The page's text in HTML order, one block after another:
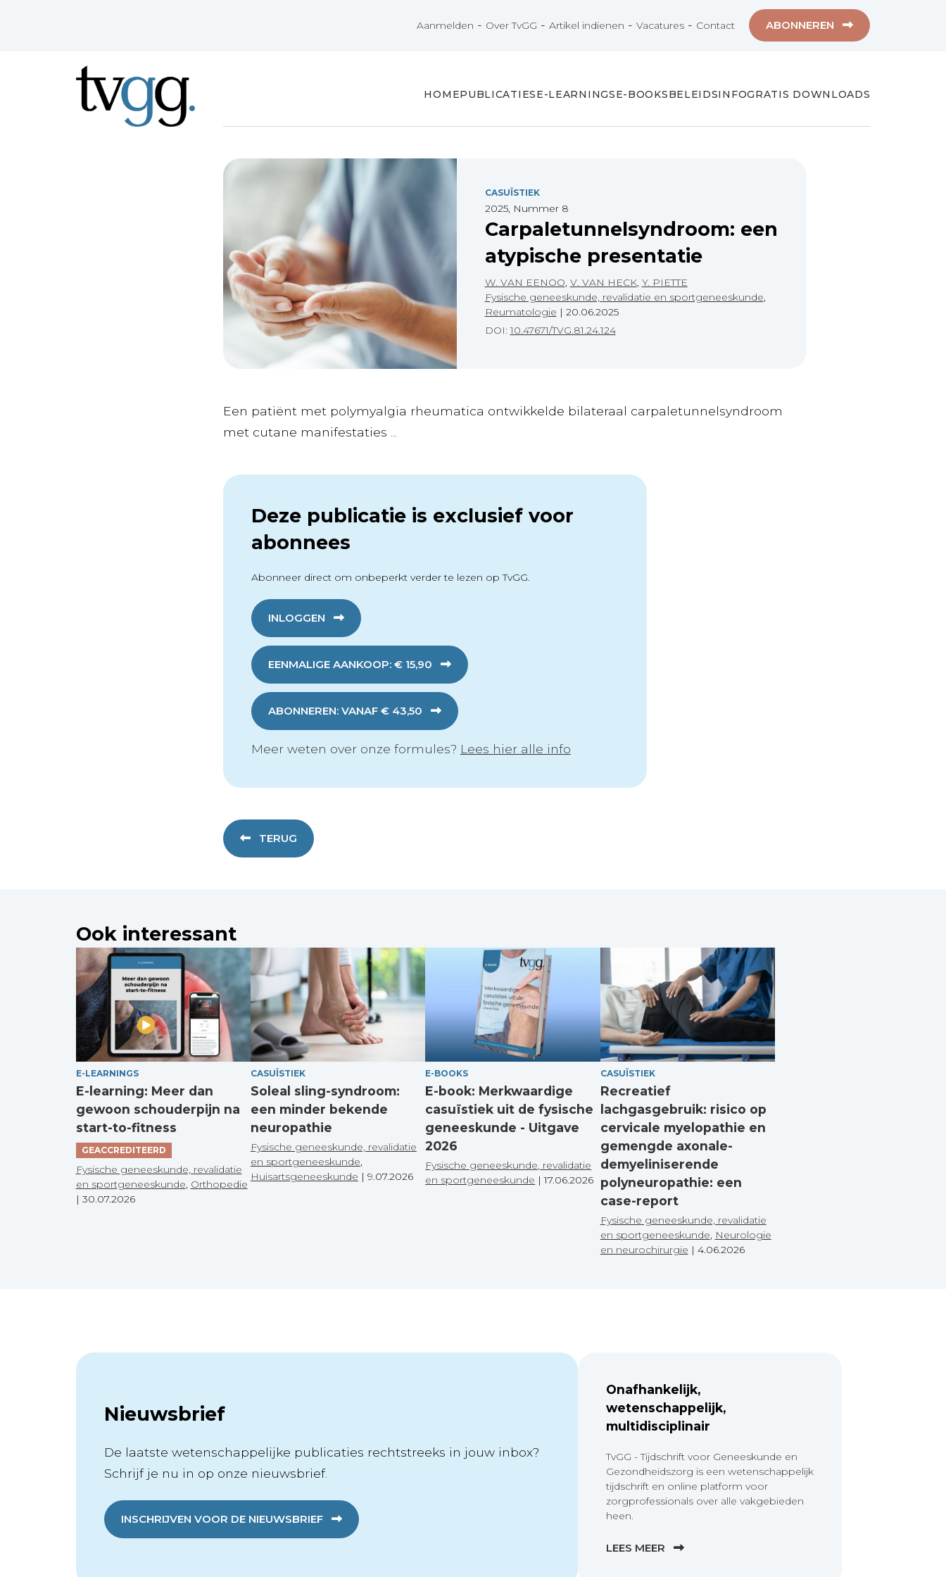
Aanmelden - Over TvGG -Artikel indienen -Vacatures - Contact ABONNEREN
HOMEPUBLICATIESE-LEARNINGSE-BOOKSBELEIDSINFOGRATIS DOWNLOADS
CASUÏSTIEK
2025, Nummer 8
Carpaletunnelsyndroom: een
atypische presentatie
W. VAN EENOO, V. VAN HECK, Y. PIETTE
Fysische geneeskunde, revalidatie en sportgeneeskunde,
Reumatologie | 20.06.2025
DOI:10.47671/TVG.81.24.124
Een patiënt met polymyalgia rheumatica ontwikkelde bilateraal carpaletunnelsyndroom
met cutane manifestaties ...
Deze publicatie is exclusief voor
abonnees
Abonneer direct om onbeperkt verder te lezen op TvGG.
INLOGGEN
EENMALIGE AANKOOP: € 15,90
ABONNEREN: VANAF € 43,50
Meer weten over onze formules? Lees hier alle info
TERUG
Ook interessant
E-LEARNINGS
E-learning: Meer dan
gewoon schouderpijn na
start-to-fitness
GEACCREDITEERD
Fysische geneeskunde, revalidatie
en sportgeneeskunde Orthopedie
| 30.07.2026
CASUÏSTIEK
Soleal sling-syndroom:
een minder bekende
neuropathie
Fysische geneeskunde, revalidatie
en sportgeneeskunde
Huisartsgeneeskunde | 9.07.2026
E-BOOKS
E-book: Merkwaardige
casuïstiek uit de fysische
geneeskunde - Uitgave
2026
Fysische geneeskunde, revalidatie
en sportgeneeskunde |17.06.2026
CASUÏSTIEK
Recreatief
lachgasgebruik: risico op
cervicale myelopathie en
gemengde axonale-
demyeliniserende
polyneuropathie: een
case-report
Fysische geneeskunde, revalidatie
en sportgeneeskunde Neurologie
en neurochirurgie | 4.06.2026
Nieuwsbrief
De laatste wetenschappelijke publicaties rechtstreeks in jouw inbox?
Schrijf je nu in op onze nieuwsbrief.
INSCHRIJVEN VOOR DE NIEUWSBRIEF
Onafhankelijk,
wetenschappelijk,
multidisciplinair
TvGG - Tijdschrift voor Geneeskunde en
Gezondheidszorg is een wetenschappelijk
tijdschrift en online platform voor
zorgprofessionals over alle vakgebieden
heen.
LEES MEER